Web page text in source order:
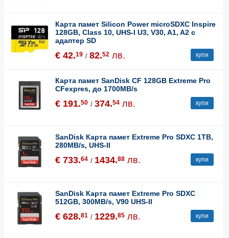
Карта памет Silicon Power microSDXC Inspire
128GB, Class 10, UHS-I U3, V30, A1, A2 с
адаптер SD
€ 42.19 / 82.52 лв. купи
Карта памет SanDisk CF 128GB Extreme Pro
CFexpres, до 1700MB/s
€ 191.50 / 374.54 лв. купи
SanDisk Карта памет Extreme Pro SDXC 1TB,
280MB/s, UHS-II
€ 733.64 / 1434.88 лв. купи
SanDisk Карта памет Extreme Pro SDXC
512GB, 300MB/s, V90 UHS-II
€ 628.81 / 1229.85 лв. купи